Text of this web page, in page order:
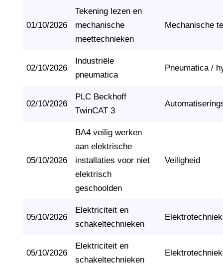
01/10/2026
Tekening lezen en
mechanische
meettechnieken
Mechanische
02/10/2026
Industriële
pneumatica
Pneumatica /
02/10/2026
PLC Beckhoff
TwinCAT 3
05/10/2026
BA4 veilig werken
aan elektrische
installaties voor niet
elektrisch
geschoolden
Veiligheid
05/10/2026
Elektriciteit en
schakeltechnieken
05/10/2026
Elektriciteit en
schakeltechnieken